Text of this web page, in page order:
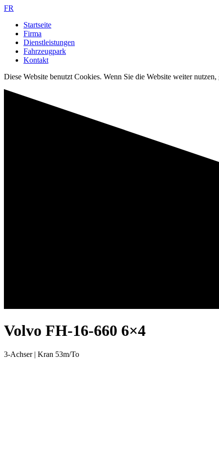
FR
Startseite
Firma
Dienstleistungen
Fahrzeugpark
Kontakt
Diese Website benutzt Cookies. Wenn Sie die Website weiter
Volvo FH-16-660 6×4
3-Achser | Kran 53m/To